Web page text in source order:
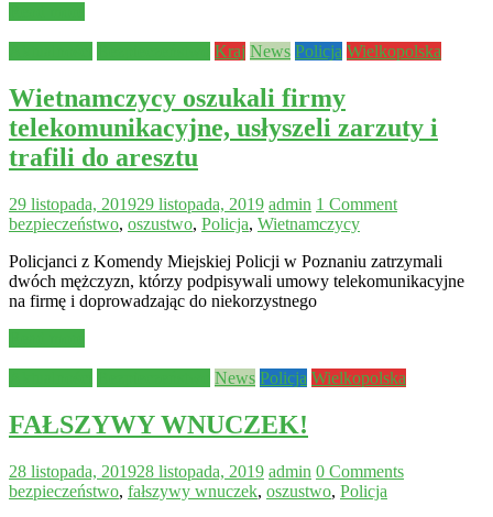
Kraj News Policja Wielkopolska
Wietnamczycy oszukali firmy
telekomunikacyjne, usłyszeli zarzuty i
trafili do aresztu
29 listopada, 201929 listopada, 2019 admin 1 Comment
bezpieczeństwo, oszustwo, Policja, Wietnamczycy
Policjanci z Komendy Miejskiej Policji w Poznaniu zatrzymali
dwóch mężczyzn, którzy podpisywali umowy telekomunikacyjne
na firmę i doprowadzając do niekorzystnego
News Policja Wielkopolska
FAŁSZYWY WNUCZEK!
28 listopada, 201928 listopada, 2019 admin 0 Comments
bezpieczeństwo, fałszywy wnuczek, oszustwo, Policja